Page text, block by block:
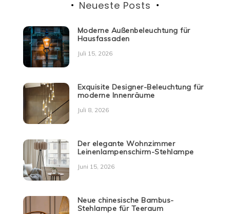
Neueste Posts
Moderne Außenbeleuchtung für
Hausfassaden
Juli 15, 2026
Exquisite Designer-Beleuchtung für
moderne Innenräume
Juli 8, 2026
Der elegante Wohnzimmer
Leinenlampenschirm-Stehlampe
Juni 15, 2026
Neue chinesische Bambus-
Stehlampe für Teeraum